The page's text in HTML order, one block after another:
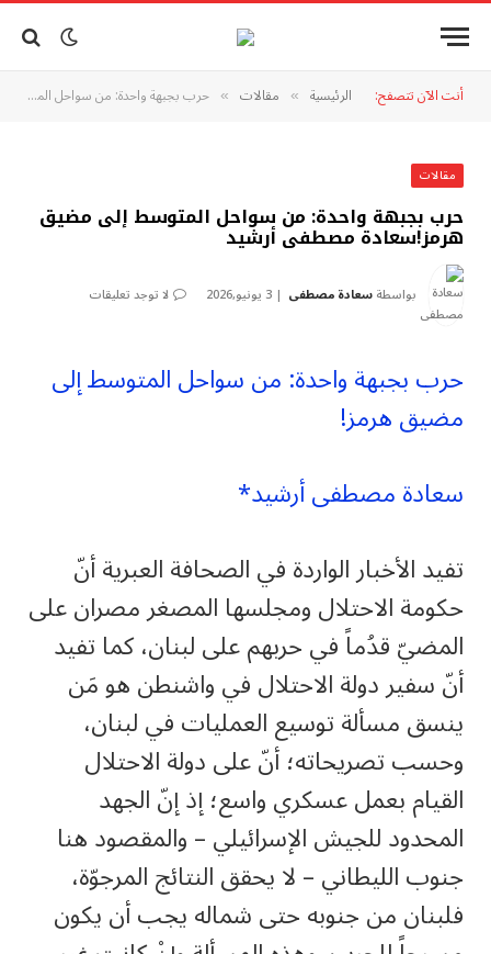
أنت الآن تتصفح: الرئيسية » مقالات » حرب بجبهة واحدة: من سواحل المتوسط إلى مضيق هرمز!سعادة مصطفى أرشيد
مقالات
حرب بجبهة واحدة: من سواحل المتوسط إلى مضيق
هرمز!سعادة مصطفى أرشيد
بواسطةسعادة مصطفى 3 يونيو,2026 لا توجد تعليقات
حرب بجبهة واحدة: من سواحل المتوسط إلى
مضيق هرمز!
سعادة مصطفى أرشيد*
تفيد الأخبار الواردة في الصحافة العبرية أنّ
حكومة الاحتلال ومجلسها المصغر مصران على
المضيّ قدُماً في حربهم على لبنان، كما تفيد
أنّ سفير دولة الاحتلال في واشنطن هو مَن
ينسق مسألة توسيع العمليات في لبنان،
وحسب تصريحاته؛ أنّ على دولة الاحتلال
القيام بعمل عسكري واسع؛ إذ إنّ الجهد
المحدود للجيش الإسرائيلي – والمقصود هنا
جنوب الليطاني – لا يحقق النتائج المرجوّة،
فلبنان من جنوبه حتى شماله يجب أن يكون